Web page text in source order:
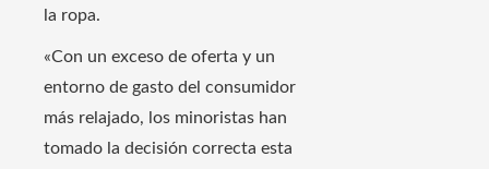
la ropa.
«Con un exceso de oferta y un
entorno de gasto del consumidor
más relajado, los minoristas han
tomado la decisión correcta esta